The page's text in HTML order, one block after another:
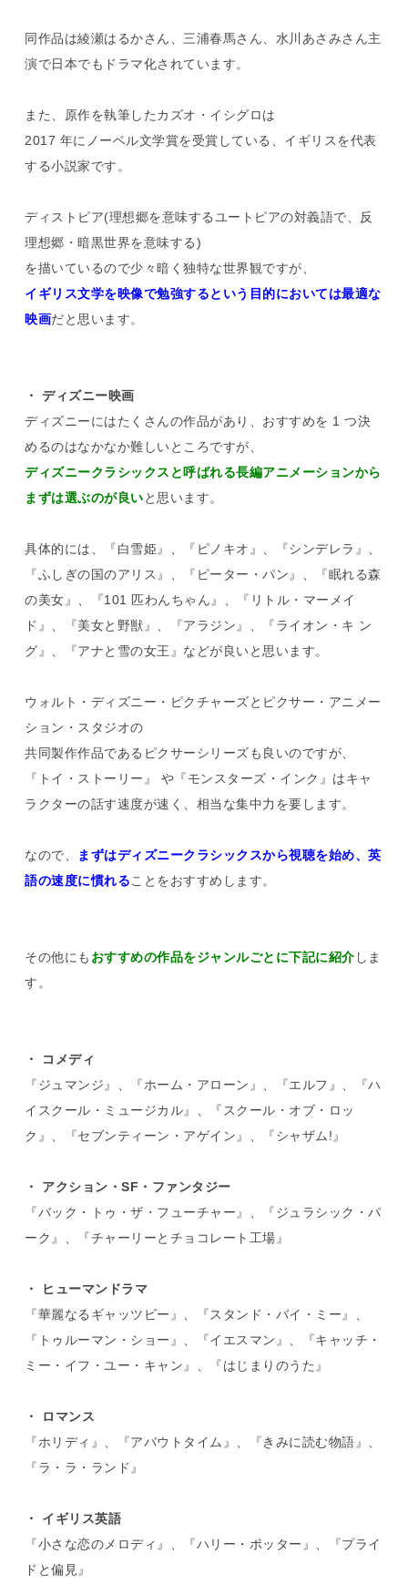
同作品は綾瀬はるかさん、三浦春馬さん、水川あさみさん主
演で日本でもドラマ化されています。
また、原作を執筆したカズオ・イシグロは
2017 年にノーベル文学賞を受賞している、イギリスを代表
する小説家です。
ディストピア(理想郷を意味するユートピアの対義語で、反
理想郷・暗黒世界を意味する)
を描いているので少々暗く独特な世界観ですが、
イギリス文学を映像で勉強するという目的においては最適な
映画だと思います。
・ ディズニー映画
ディズニーにはたくさんの作品があり、おすすめを 1 つ決
めるのはなかなか難しいところですが、
ディズニークラシックスと呼ばれる長編アニメーションから
まずは選ぶのが良いと思います。
具体的には、『白雪姫』、『ピノキオ』、『シンデレラ』、
『ふしぎの国のアリス』、『ピーター・パン』、『眠れる森
の美女』、『101 匹わんちゃん』、『リトル・マーメイ
ド』、『美女と野獣』、『アラジン』、『ライオン・キ ン
グ』、『アナと雪の女王』などが良いと思います。
ウォルト・ディズニー・ピクチャーズとピクサー・アニメー
ション・スタジオの
共同製作作品であるピクサーシリーズも良いのですが、
『トイ・ストーリー』 や『モンスターズ・インク』はキャ
ラクターの話す速度が速く、相当な集中力を要します。
なので、
まずはディズニークラシックスから視聴を始め、英
語の速度に慣れることをおすすめします。
その他にも おすすめの作品をジャンルごとに下記に紹介 しま
す。
・ コメディ
『ジュマンジ』、『ホーム・アローン』、『エルフ』、『ハ
イスクール・ミュージカル』、『スクール・オブ・ロッ
ク』、『セブンティーン・アゲイン』、『シャザム!』
・ アクション・SF・ファンタジー
『バック・トゥ・ザ・フューチャー』、『ジュラシック・パ
ーク』、『チャーリーとチョコレート工場』
・ ヒューマンドラマ
『華麗なるギャッツビー』、『スタンド・バイ・ミー』、
『トゥルーマン・ショー』、『イエスマン』、『キャッチ・
ミー・イフ・ユー・キャン』、『はじまりのうた』
・ ロマンス
『ホリディ』、『アバウトタイム』、『きみに読む物語』、
『ラ・ラ・ランド』
・ イギリス英語
『小さな恋のメロディ』、『ハリー・ポッター』、『プライ
ドと偏見』